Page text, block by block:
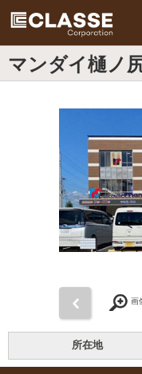
マンダイ樋ノ
画
所在地